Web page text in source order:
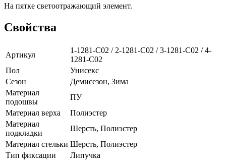
На пятке светоотражающий элемент.
Свойства
Артикул
1-1281-C02 / 2-1281-C02 / 3-1281-C02 / 4-
1281-C02
Пол
Унисекс
Сезон
Демисезон, Зима
Материал
подошвы
ПУ
Материал верха
Полиэстер
Материал
подкладки
Шерсть, Полиэстер
Материал стельки Шерсть, Полиэстер
Тип фиксации
Липучка